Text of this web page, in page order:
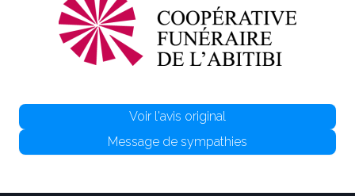
Voir l'avis original
Message de sympathies